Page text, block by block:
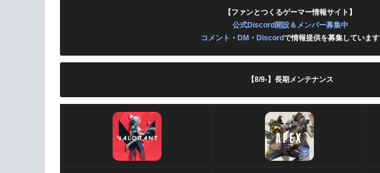
【ファンとつくるゲーマー情報サイト】
公式Discord開設＆メンバー募集中
コメント ・ DM ・ Discordで情報提供を募集しています
【8/9-】長期メンテナンス